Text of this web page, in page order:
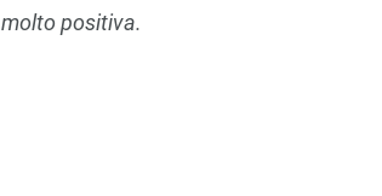
molto positiva.